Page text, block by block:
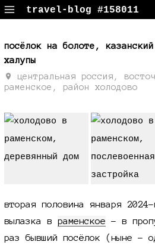
travel-blog #158011
посёлок на болоте,
халупы
центральная россия,
раменское, район холодово
вторая половина января 2024-
вылазка в раменское - в
раз бывший посёлок (ныне -